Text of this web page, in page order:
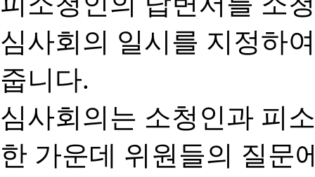
심사회의 일시를 지정하
줍니다.
심사회의는 소청인과 피
한 가운데 위원들의 질문